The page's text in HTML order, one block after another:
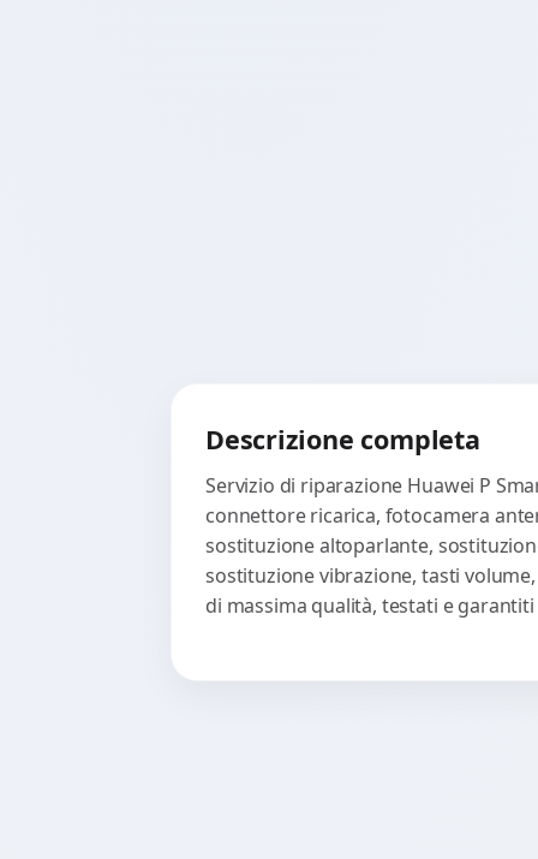
Descrizione completa
Servizio di riparazione Huawei P
connettore ricarica, fotocamera
sostituzione altoparlante,
sostituzione vibrazione, tasti
di massima qualità, testati e